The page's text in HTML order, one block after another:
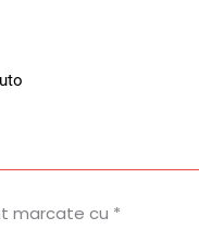
marcate cu *